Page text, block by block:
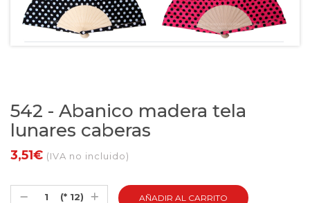
542 - Abanico madera tela
lunares caberas
3,51€ (IVA no incluido)
(* 12)